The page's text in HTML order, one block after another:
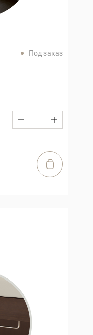
Под заказ